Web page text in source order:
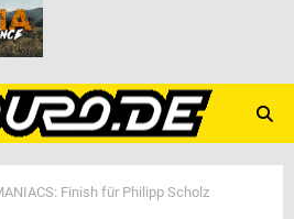
Finish für Philipp Scholz